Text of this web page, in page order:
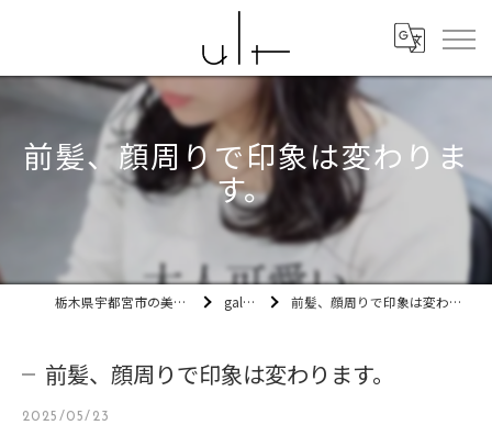
前髪、顔周りで印象は変わりま
す。
栃木県宇都宮市の美容室ult gallery 前髪、顔周りで印象は変わります。
前髪、顔周りで印象は変わります。
2025/05/23